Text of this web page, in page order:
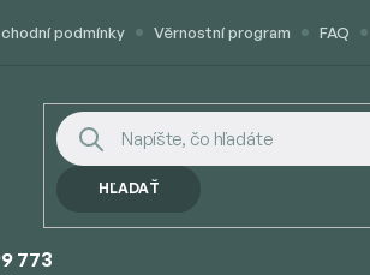
podmínky Věrnostní program FAQ
HĽADAŤ
773